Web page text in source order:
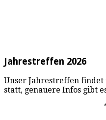
Jahrestreffen 2026
Unser Jahrestreffen findet
statt, genauere Infos gibt